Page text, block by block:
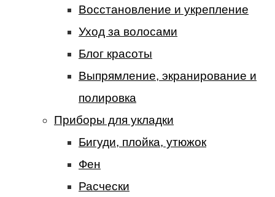
Восстановление и укрепление
Уход за волосами
Блог красоты
Выпрямление, экранирование и
полировка
Приборы для укладки
Бигуди, плойка, утюжок
Фен
Расчески